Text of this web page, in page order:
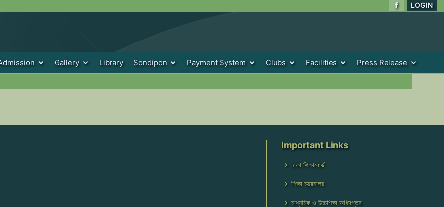
LOGIN
Gallery Library Sondipon Payment System Clubs Facilities Press Release
Important Links
ঢাকা শিক্ষাবোর্ড
শিক্ষা মন্ত্রনালয়
মাধ্যমিক ও উচ্চশিক্ষা অধিদপ্তর